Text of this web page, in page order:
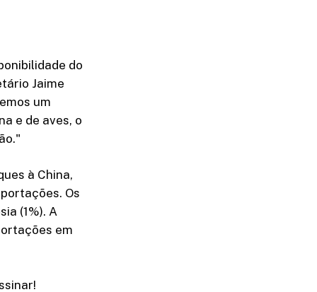
do
Jaime
um
e de aves, o
à China,
Os
(1%). A
em